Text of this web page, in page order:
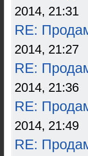
2014, 21:31
RE:
2014, 21:27
RE:
2014, 21:36
RE:
2014, 21:49
RE: